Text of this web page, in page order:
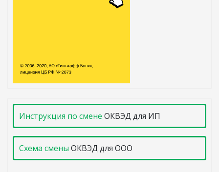
Инструкция по смене ОКВЭД для ИП
Схема смены ОКВЭД для ООО